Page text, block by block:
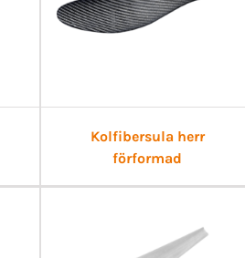
Kolfibersula herr
förformad